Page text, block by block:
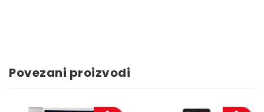
Povezani proizvodi